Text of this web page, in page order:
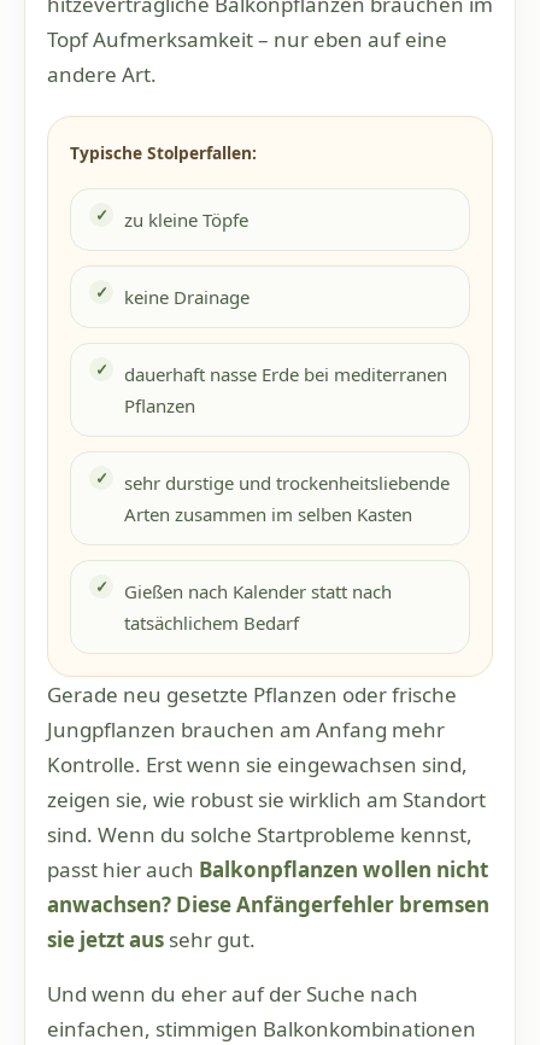
Topf Aufmerksamkeit – nur eben auf eine
andere Art.
Typische Stolperfallen:
zu kleine Töpfe
keine Drainage
dauerhaft nasse Erde bei mediterranen
Pflanzen
sehr durstige und trockenheitsliebende
Arten zusammen im selben Kasten
Gießen nach Kalender statt nach
tatsächlichem Bedarf
Gerade neu gesetzte Pflanzen oder frische
Jungpflanzen brauchen am Anfang mehr
Kontrolle. Erst wenn sie eingewachsen sind,
zeigen sie, wie robust sie wirklich am Standort
sind. Wenn du solche Startprobleme kennst,
passt hier auch Balkonpflanzen wollen nicht
anwachsen? Diese Anfängerfehler bremsen
sie jetzt aus sehr gut.
Und wenn du eher auf der Suche nach
einfachen, stimmigen Balkonkombinationen